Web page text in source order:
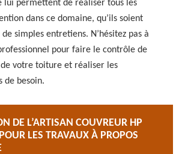
lui permettent de réaliser tous les
dans ce domaine, qu’ils soient
simples entretiens. N’hésitez pas à
pour faire le contrôle de
de votre toiture et réaliser les
de besoin.
DE L’ARTISAN COUVREUR HP
LES TRAVAUX À PROPOS